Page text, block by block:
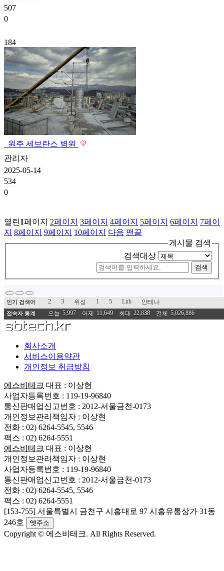
507
0
184
원주 세브란스 병원
관리자
2025-05-14
534
0
열린1페이지 2페이지 3페이지 4페이지 5페이지 6페이지 7페이
지 8페이지 9페이지 10페이지 다음 맨끝
게시물 검색
검색대상
검색
인기 검색어 2 3 위성 1 5 Lnb 안테나
접속자 통계 오늘 5,997 어제 11,649 최대 22,838 전체 5,026,886
회사소개
서비스이용약관
개인정보 취급방침
에스비테크 대표 : 이상현
사업자등록번호 : 119-19-96840
통신판매업신고번호 : 2012-서울금천-0173
개인정보관리책임자 : 이상현
전화 : 02) 6264-5545, 5546
팩스 : 02) 6264-5551
에스비테크 대표 : 이상현
개인정보관리책임자 : 이상현
사업자등록번호 : 119-19-96840
통신판매업신고번호 : 2012-서울금천-0173
전화 : 02) 6264-5545, 5546
팩스 : 02) 6264-5551
[153-755] 서울특별시 금천구 시흥대로 97 시흥유통상가 31동
246호
옛주소
Copyright © 에스비테크. All Rights Reserved.